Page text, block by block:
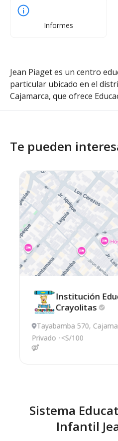
Informes
Jean Piaget es un centro
particular ubicado en el
Cajamarca, que ofrece
Te pueden
Institución
Crayolitas
Tayabamba 570,
Privado <S/100
Sistema
Infantil